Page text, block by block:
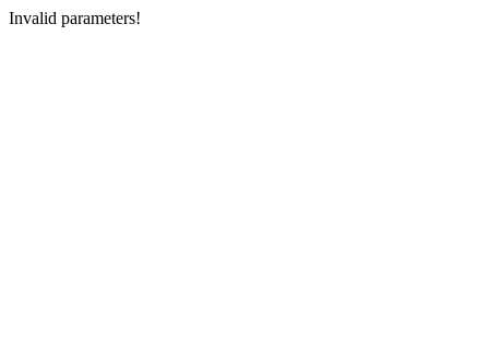
Invalid parameters!